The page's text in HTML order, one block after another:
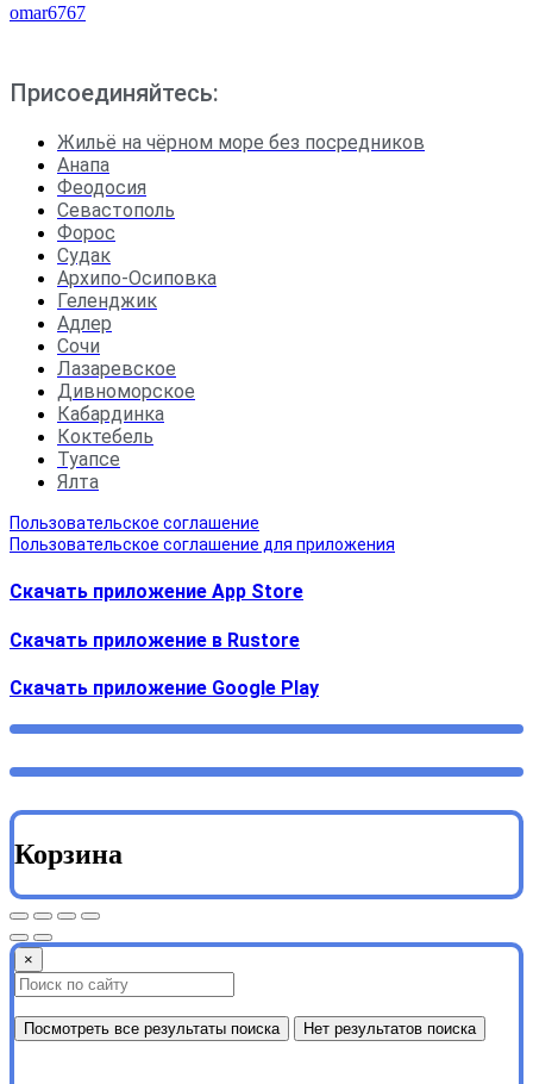
omar6767
Присоединяйтесь:
Жильё на чёрном море без посредников
Анапа
Феодосия
Севастополь
Форос
Судак
Архипо-Осиповка
Геленджик
Адлер
Сочи
Лазаревское
Дивноморское
Кабардинка
Коктебель
Туапсе
Ялта
Пользовательское соглашение
Пользовательское соглашение для приложения
Скачать приложение App Store
Скачать приложение в Rustore
Cкачать приложение Google Play
Корзина
×
Посмотреть все результаты поиска Нет результатов поиска